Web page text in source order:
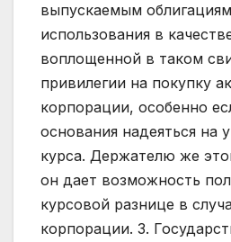
выпускаемым
использования в
воплощенной в таком
привилегии на покупку
корпорации, особенно
основания надеяться на
курса. Держателю же
он дает возможность
курсовой разнице в
корпорации. 3.